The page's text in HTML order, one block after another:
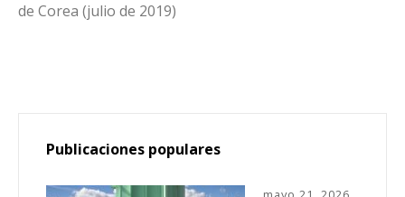
de Corea (julio de 2019)
Publicaciones populares